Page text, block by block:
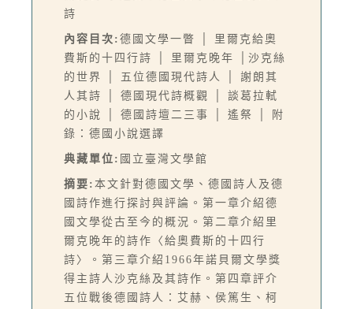
詩
內容目次: 德國文學一瞥 │ 里爾克給奧
費斯的十四行詩 │ 里爾克晚年 │沙克絲
的世界 │ 五位德國現代詩人 │ 謝朗其
人其詩 │ 德國現代詩概觀 │ 談葛拉軾
的小說 │ 德國詩壇二三事 │ 遙祭 │ 附
錄：德國小說選譯
典藏單位: 國立臺灣文學館
摘要: 本文針對德國文學、德國詩人及德
國詩作進行探討與評論。第一章介紹德
國文學從古至今的概況。第二章介紹里
爾克晚年的詩作〈給奧費斯的十四行
詩〉。第三章介紹1966年諾貝爾文學獎
得主詩人沙克絲及其詩作。第四章評介
五位戰後德國詩人：艾赫、侯篤生、柯